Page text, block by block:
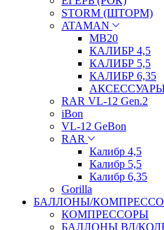
STORM (ШТОРМ)
ATAMAN
МВ20
КАЛИБР 4,5
КАЛИБР 5,5
КАЛИБР 6,35
RAR VL-12 Gen.2
iBon
VL-12 GeBon
RAR
Калибр 4,5
Калибр 5,5
Калибр 6,35
Gorilla
БАЛЛОНЫ/
КОМПРЕССОРЫ
БАЛЛОНЫ ВД/